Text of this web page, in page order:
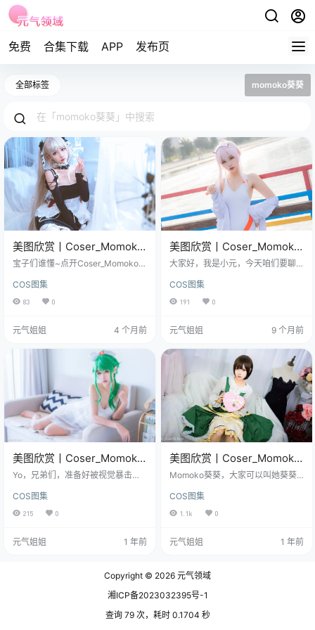
免费 合集下载 APP 发布页
全部标签 momoko葵葵
美图欣赏丨Coser_Momoko
葵葵:NO.005-可畏[9P-
宝子们谁懂~点开Coser_Momoko葵
我直接原地蹦跶三尺高——122MB
的压缩包解压开，9张图张张戳我心
胡哨的滤镜，没有僵硬摆拍的姿
但一定惊艳”的慵懒傲娇，这种接地
气的还原度，我直接给葵葵磕一
个！ 之前刷到Arty亚缇的cos，是那
种“老娘走路带风”的酷姐范…
COS图集
83 0
元气姐姐 4 个月前
美图欣赏丨Coser_Momoko
葵葵:NO.038-泳装 兔女郎&
大家好，我是小元，今天咱们要聊
葵，编号038。 图集已更42期，持
续更新中▼▼▼ 这套图最有意思的
而在于它的标题——泳装、兔女
大、风格完全不搭界的东西，放在
同一个合集里，说实话，这是个技
术活，非常考验人。这就像一个演
员，上午刚演完一个在沙滩度假的
小姑娘（泳装…
COS图集
191 0
元气姐姐 9 个月前
美图欣赏丨Coser_Momoko
葵葵-Eternal Fantasy法露忒
Yo，兄弟们，准备好被视觉暴击了
顶流大佬——Momoko葵葵的新作
《Eternal Fantasy法露忒》！ 免费
套图，文章末尾获取(收藏本站不迷
幕上，20张高清大图，394MB的满
身材炸裂，还自带奇幻剧情的buff，
说，赶紧跟哥们儿一起跳…
COS图集
215 0
元气姐姐 1 年前
美图欣赏丨Coser_Momoko
葵葵-翠之海 空音和陆乃
Momoko葵葵，大家可以叫她葵葵
气的Coser，还是微博网红和动漫博
主，凭借她精美的角色扮演作品和
独特的个人魅力，瞬间抓住了万千
取(收藏本站不迷路哦) 今天我们就来
“宝藏Coser”是如何将角色演绎得栩
日，典型的狮子座女孩，阳光活泼
的一…
COS图集
1.1k 0
元气姐姐 1 年前
Copyright © 2026 元气领域
湘ICP备2023032395号-1
查询 79 次，耗时 0.1704 秒